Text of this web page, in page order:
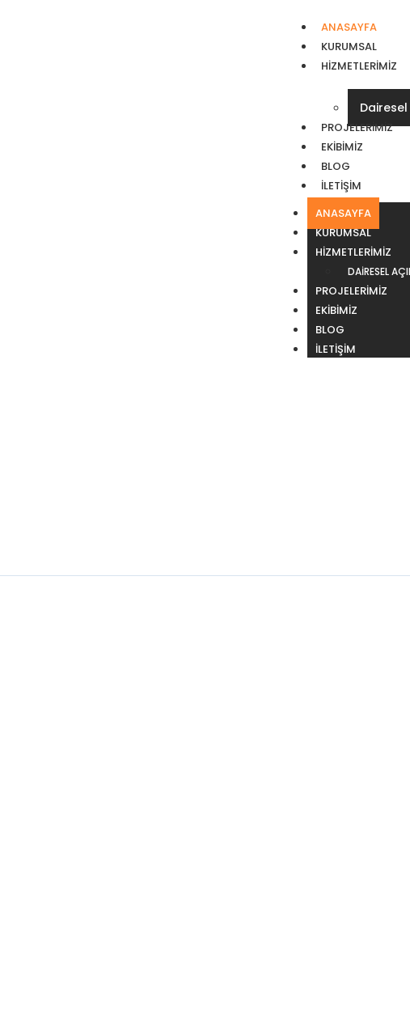
ANASAYFA
KURUMSAL
HIZMETLERIMIZ
Dairesel
PROJELERIMIZ
EKIBIMIZ
BLOG
İLETIŞIM
ANASAYFA
KURUMSAL
HIZMETLERIMIZ
DAIRESEL
PROJELERIMIZ
EKIBIMIZ
BLOG
İLETIŞIM